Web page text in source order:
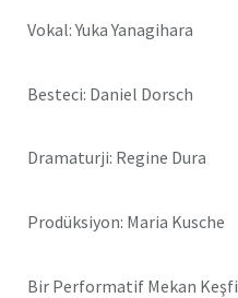
Vokal: Yuka Yanagihara
Besteci: Daniel Dorsch
Dramaturji: Regine Dura
Prodüksiyon: Maria Kusche
Bir Performatif Mekan Keşfi